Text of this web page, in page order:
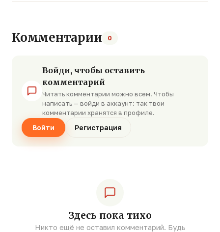
Комментарии 0
Войди, чтобы оставить
комментарий
Читать комментарии можно всем. Чтобы
написать — войди в аккаунт: так твои
комментарии хранятся в профиле.
Войти Регистрация
Здесь пока тихо
Никто ещё не оставил комментарий. Будь